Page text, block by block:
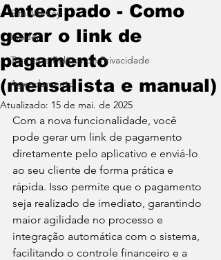
Site Markey
Insider
Termos e Política de Privacidade
Agendamento
Antecipado - Como
gerar o link de
pagamento
(mensalista e manual)
Atualizado: 15 de mai. de 2025
Com a nova funcionalidade, você
pode gerar um link de pagamento
diretamente pelo aplicativo e enviá-lo
ao seu cliente de forma prática e
rápida. Isso permite que o pagamento
seja realizado de imediato, garantindo
maior agilidade no processo e
integração automática com o sistema,
facilitando o controle financeiro e a